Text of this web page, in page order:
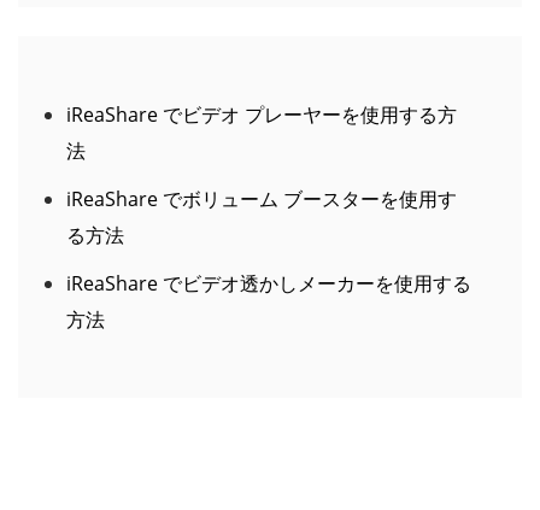
法
iReaShare でボリューム ブースターを使用す
る方法
iReaShare でビデオ透かしメーカーを使用する
方法